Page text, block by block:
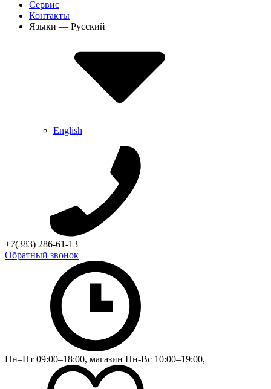
Сервис
Контакты
Языки — Русский
English
+7(383) 286-61-13
Обратный звонок
Пн–Пт 09:00–18:00, магазин Пн-Вс 10:00–19:00,